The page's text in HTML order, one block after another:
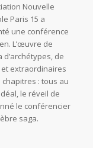
Nouvelle
Paris 15 a
une conférence
L’œuvre de
de
extraordinaires
: tous au
le réveil de
le conférencier
saga.